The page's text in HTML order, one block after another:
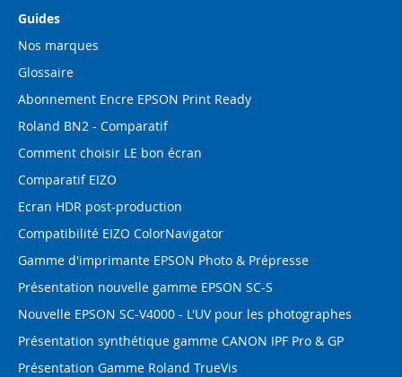
Guides
Nos marques
Glossaire
Abonnement Encre EPSON Print Ready
Roland BN2 - Comparatif
Comment choisir LE bon écran
Comparatif EIZO
Ecran HDR post-production
Compatibilité EIZO ColorNavigator
Gamme d'imprimante EPSON Photo & Prépresse
Présentation nouvelle gamme EPSON SC-S
Nouvelle EPSON SC-V4000 - L'UV pour les photographes
Présentation synthétique gamme CANON IPF Pro & GP
Présentation Gamme Roland TrueVis